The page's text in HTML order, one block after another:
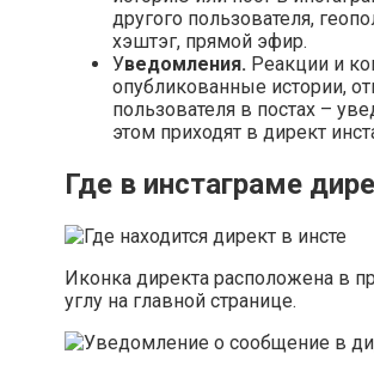
другого пользователя,
хэштэг, прямой эфир.
Уведомления. Реакции и
опубликованные истории,
пользователя в постах –
этом приходят в директ
Где в инстаграме
Иконка директа расположена в
углу на главной странице.